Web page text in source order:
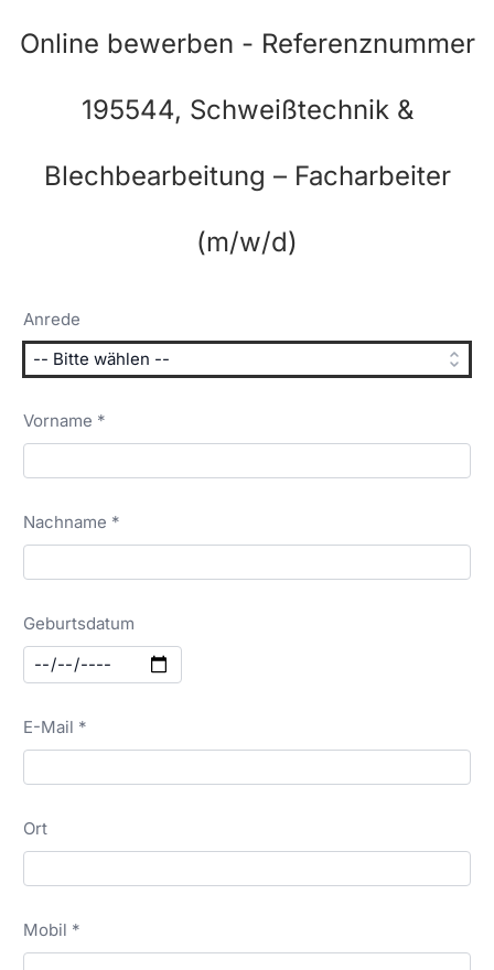
Online bewerben - Referenznummer
195544, Schweißtechnik &
Blechbearbeitung – Facharbeiter
(m/w/d)
Anrede
Vorname *
Nachname *
Geburtsdatum
E-Mail *
Ort
Mobil *